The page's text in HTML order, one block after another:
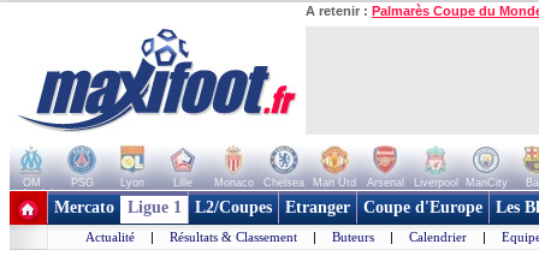
A retenir : Palmarès Coupe du
OM PSG Lyon Lille Monaco Chelsea Man Utd Arsenal Liverpool ManCity
+ de clubs
Mercato Ligue 1 L2/Coupes Etranger Coupe d'Europe Les
Actualité | Résultats & Classement | Buteurs | Calendrier |